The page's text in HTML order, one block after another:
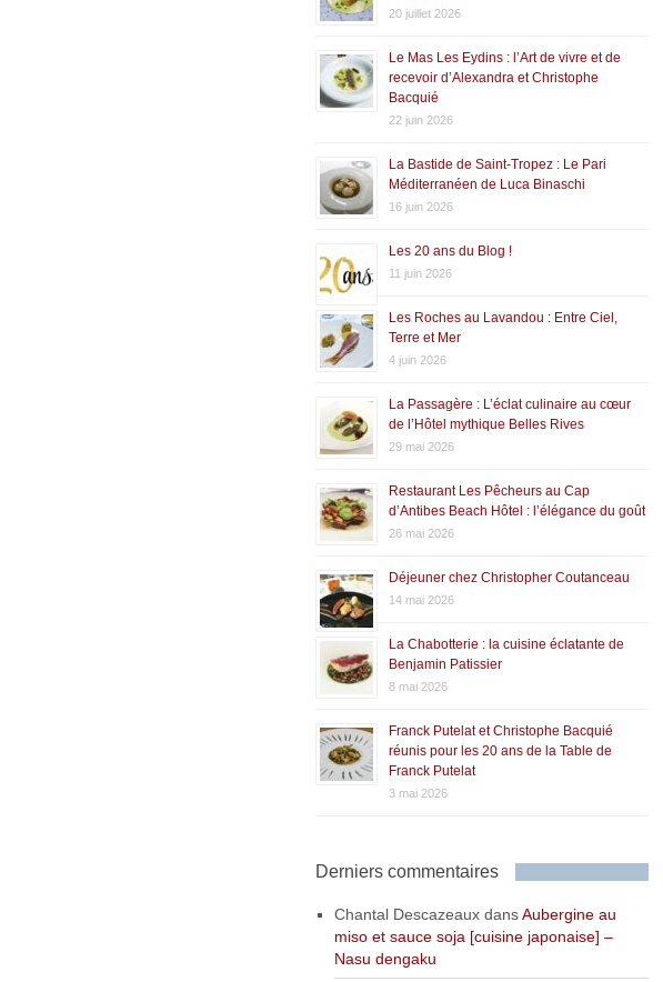
20 juillet 2026
Le Mas Les Eydins : l’Art de vivre et de
recevoir d’Alexandra et Christophe
Bacquié
22 juin 2026
La Bastide de Saint-Tropez : Le Pari
Méditerranéen de Luca Binaschi
16 juin 2026
Les 20 ans du Blog !
11 juin 2026
Les Roches au Lavandou : Entre Ciel,
Terre et Mer
4 juin 2026
La Passagère : L’éclat culinaire au cœur
de l’Hôtel mythique Belles Rives
29 mai 2026
Restaurant Les Pêcheurs au Cap
d’Antibes Beach Hôtel : l’élégance du goût
26 mai 2026
Déjeuner chez Christopher Coutanceau
14 mai 2026
La Chabotterie : la cuisine éclatante de
Benjamin Patissier
8 mai 2026
Franck Putelat et Christophe Bacquié
réunis pour les 20 ans de la Table de
Franck Putelat
3 mai 2026
Derniers commentaires
Chantal DescazeauxdansAubergine au
miso et sauce soja [cuisine japonaise] –
Nasu dengaku